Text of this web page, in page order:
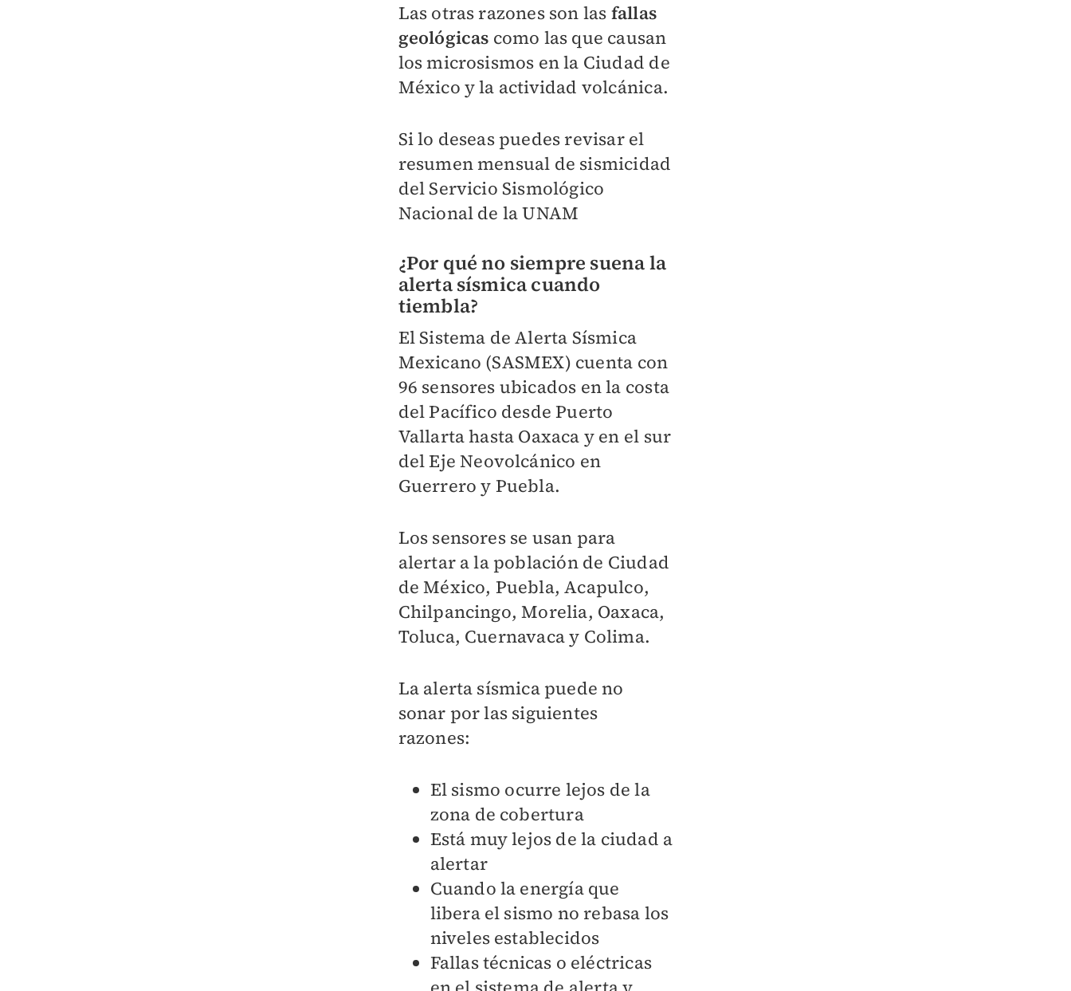
Las otras razones son las fallas
geológicas como las que causan
los microsismos en la Ciudad de
México y la actividad volcánica.
Si lo deseas puedes revisar el
resumen mensual de sismicidad
del Servicio Sismológico
Nacional de la UNAM
¿Por qué no siempre suena la
alerta sísmica cuando
tiembla?
El Sistema de Alerta Sísmica
Mexicano (SASMEX) cuenta con
96 sensores ubicados en la costa
del Pacífico desde Puerto
Vallarta hasta Oaxaca y en el sur
del Eje Neovolcánico en
Guerrero y Puebla.
Los sensores se usan para
alertar a la población de Ciudad
de México, Puebla, Acapulco,
Chilpancingo, Morelia, Oaxaca,
Toluca, Cuernavaca y Colima.
La alerta sísmica puede no
sonar por las siguientes
razones:
El sismo ocurre lejos de la
zona de cobertura
Está muy lejos de la ciudad a
alertar
Cuando la energía que
libera el sismo no rebasa los
niveles establecidos
Fallas técnicas o eléctricas